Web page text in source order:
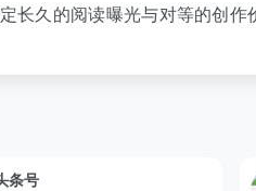
久的阅读曝光与对等的创作
条号